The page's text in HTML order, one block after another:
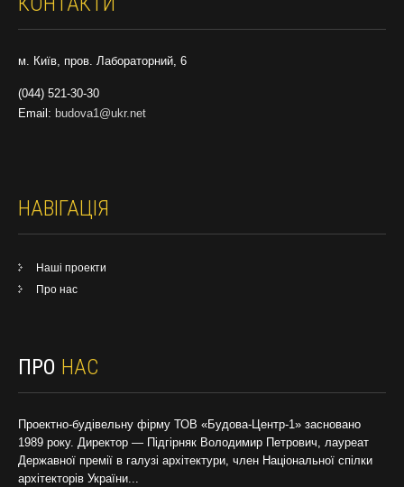
м. Київ, пров. Лабораторний, 6
(044) 521-30-30
Email: budova1@ukr.net
НАВІГАЦІЯ
Наші проекти
Про нас
ПРО НАС
Проектно-будівельну фірму ТОВ «Будова-Центр-1» засновано
1989 року. Директор — Підгірняк Володимир Петрович, лауреат
Державної премії в галузі архітектури, член Національної спілки
архітекторів України...